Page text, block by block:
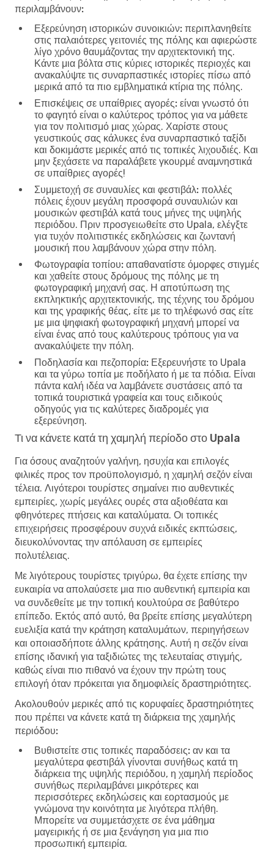
περιλαμβάνουν:
Εξερεύνηση ιστορικών συνοικιών: περιπλανηθείτε
στις παλαιότερες γειτονιές της πόλης και αφιερώστε
λίγο χρόνο θαυμάζοντας την αρχιτεκτονική της.
Κάντε μια βόλτα στις κύριες ιστορικές περιοχές και
ανακαλύψτε τις συναρπαστικές ιστορίες πίσω από
μερικά από τα πιο εμβληματικά κτίρια της πόλης.
Επισκέψεις σε υπαίθριες αγορές: είναι γνωστό ότι
το φαγητό είναι ο καλύτερος τρόπος για να μάθετε
για τον πολιτισμό μιας χώρας. Χαρίστε στους
γευστικούς σας κάλυκες ένα συναρπαστικό ταξίδι
και δοκιμάστε μερικές από τις τοπικές λιχουδιές. Και
μην ξεχάσετε να παραλάβετε γκουρμέ αναμνηστικά
σε υπαίθριες αγορές!
Συμμετοχή σε συναυλίες και φεστιβάλ: πολλές
πόλεις έχουν μεγάλη προσφορά συναυλιών και
μουσικών φεστιβάλ κατά τους μήνες της υψηλής
περιόδου. Πριν προσγειωθείτε στο Upala, ελέγξτε
για τυχόν πολιτιστικές εκδηλώσεις και ζωντανή
μουσική που λαμβάνουν χώρα στην πόλη.
Φωτογραφία τοπίου: απαθανατίστε όμορφες στιγμές
και χαθείτε στους δρόμους της πόλης με τη
φωτογραφική μηχανή σας. Η αποτύπωση της
εκπληκτικής αρχιτεκτονικής, της τέχνης του δρόμου
και της γραφικής θέας, είτε με το τηλέφωνό σας είτε
με μια ψηφιακή φωτογραφική μηχανή μπορεί να
είναι ένας από τους καλύτερους τρόπους για να
ανακαλύψετε την πόλη.
Ποδηλασία και πεζοπορία: Εξερευνήστε το Upala
και τα γύρω τοπία με ποδήλατο ή με τα πόδια. Είναι
πάντα καλή ιδέα να λαμβάνετε συστάσεις από τα
τοπικά τουριστικά γραφεία και τους ειδικούς
οδηγούς για τις καλύτερες διαδρομές για
εξερεύνηση.
Τι να κάνετε κατά τη χαμηλή περίοδο στο Upala
Για όσους αναζητούν γαλήνη, ησυχία και επιλογές
φιλικές προς τον προϋπολογισμό, η χαμηλή σεζόν είναι
τέλεια. Λιγότεροι τουρίστες σημαίνει πιο αυθεντικές
εμπειρίες, χωρίς μεγάλες ουρές στα αξιοθέατα και
φθηνότερες πτήσεις και καταλύματα. Οι τοπικές
επιχειρήσεις προσφέρουν συχνά ειδικές εκπτώσεις,
διευκολύνοντας την απόλαυση σε εμπειρίες
πολυτέλειας.
Με λιγότερους τουρίστες τριγύρω, θα έχετε επίσης την
ευκαιρία να απολαύσετε μια πιο αυθεντική εμπειρία και
να συνδεθείτε με την τοπική κουλτούρα σε βαθύτερο
επίπεδο. Εκτός από αυτό, θα βρείτε επίσης μεγαλύτερη
ευελιξία κατά την κράτηση καταλυμάτων, περιηγήσεων
και οποιασδήποτε άλλης κράτησης. Αυτή η σεζόν είναι
επίσης ιδανική για ταξιδιώτες της τελευταίας στιγμής,
καθώς είναι πιο πιθανό να έχουν την πρώτη τους
επιλογή όταν πρόκειται για δημοφιλείς δραστηριότητες.
Ακολουθούν μερικές από τις κορυφαίες δραστηριότητες
που πρέπει να κάνετε κατά τη διάρκεια της χαμηλής
περιόδου:
Βυθιστείτε στις τοπικές παραδόσεις: αν και τα
μεγαλύτερα φεστιβάλ γίνονται συνήθως κατά τη
διάρκεια της υψηλής περιόδου, η χαμηλή περίοδος
συνήθως περιλαμβάνει μικρότερες και
περισσότερες εκδηλώσεις και εορτασμούς με
γνώμονα την κοινότητα με λιγότερα πλήθη.
Μπορείτε να συμμετάσχετε σε ένα μάθημα
μαγειρικής ή σε μια ξενάγηση για μια πιο
προσωπική εμπειρία.